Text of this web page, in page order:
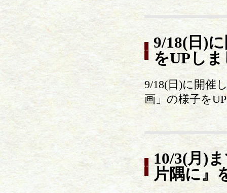
9/18(日)
をUPし
9/18(日)に開催
画」の様子を
10/3(月)
片隅に』